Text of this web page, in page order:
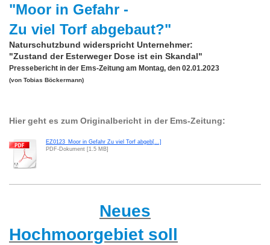
"Moor in Gefahr -
Zu viel Torf abgebaut?"
Naturschutzbund widerspricht Unternehmer:
"Zustand der Esterweger Dose ist ein Skandal"
Pressebericht in der Ems-Zeitung am Montag, den 02.01.2023
(von Tobias Böckermann)
Hier geht es zum Originalbericht in der Ems-Zeitung:
EZ0123_Moor in Gefahr Zu viel Torf abgeb[...]
PDF-Dokument [1.5 MB]
Neues
Hochmoorgebiet soll